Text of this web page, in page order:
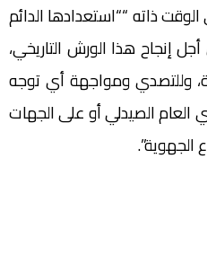
ذاته ““استعدادها الدائم
إنجاح هذا الورش التاريخي،
وللتصدي ومواجهة أي توجه
الصيدلي أو على الجهات